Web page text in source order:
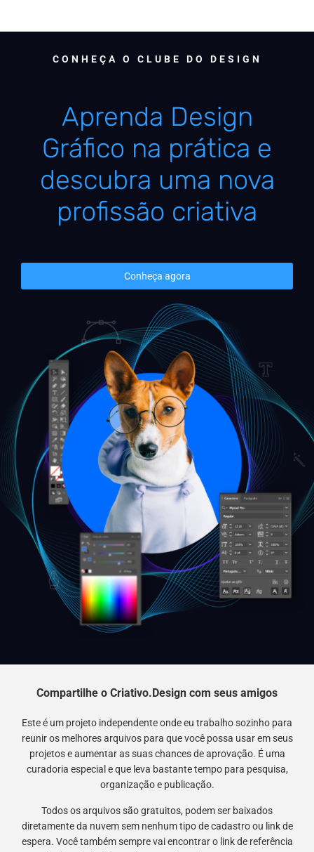
CONHEÇA O CLUBE DO DESIGN
Aprenda Design
Gráfico na prática e
descubra uma nova
profissão criativa
Conheça agora
Compartilhe o Criativo.Design com seus amigos
Este é um projeto independente onde eu trabalho sozinho para
reunir os melhores arquivos para que você possa usar em seus
projetos e aumentar as suas chances de aprovação. É uma
curadoria especial e que leva bastante tempo para pesquisa,
organização e publicação.
Todos os arquivos são gratuitos, podem ser baixados
diretamente da nuvem sem nenhum tipo de cadastro ou link de
espera. Você também sempre vai encontrar o link de referência